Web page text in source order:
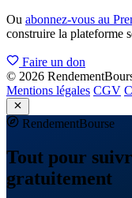
Ou abonnez-vous au
construire la plateforme
Faire un don
© 2026
Mentions légales CGV
RendementBourse
Tout pour
gratuitement